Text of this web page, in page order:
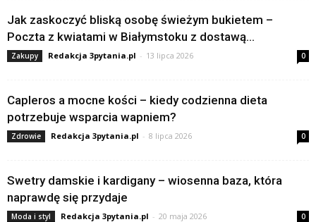
Jak zaskoczyć bliską osobę świeżym bukietem –
Poczta z kwiatami w Białymstoku z dostawą...
Zakupy Redakcja 3pytania.pl - 13 lipca 2026 0
Capleros a mocne kości – kiedy codzienna dieta
potrzebuje wsparcia wapniem?
Zdrowie Redakcja 3pytania.pl - 8 lipca 2026 0
Swetry damskie i kardigany – wiosenna baza, która
naprawdę się przydaje
Moda i styl Redakcja 3pytania.pl - 20 maja 2026 0